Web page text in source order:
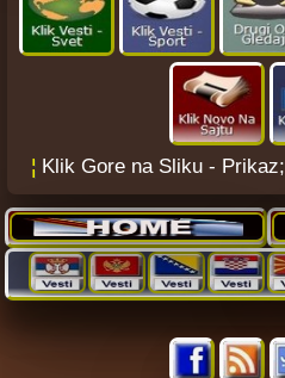
¦ Klik Gore na Sliku - Prikaz;